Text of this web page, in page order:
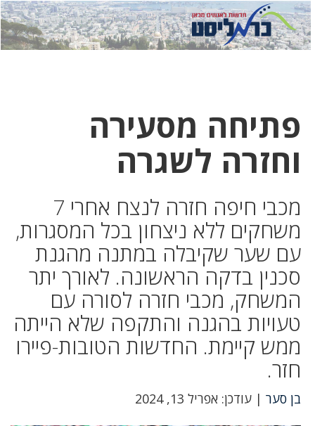
לחץ
כאן
לחץ
כדי
פתיחה מסעירה
וחזרה לשגרה
מכבי חיפה חזרה לנצח אחרי 7
משחקים ללא ניצחון בכל המסגרות,
עם שער שקיבלה במתנה מהגנת
סכנין בדקה הראשונה. לאורך יתר
המשחק, מכבי חזרה לסורה עם
טעויות בהגנה והתקפה שלא הייתה
ממש קיימת. החדשות הטובות-פיירו
חזר.
בן סער | עודכן: אפריל 13, 2024